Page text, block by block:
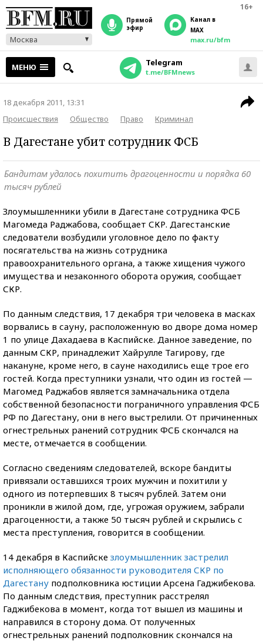
16+
Москва
прямой
эфир
Канал в
MAX
max.ru/bfm
МЕНЮ Telegram
t.me/BFMnews
18 декабря 2011, 13:31
Происшествия
Общество Право Криминал
В Дагестане убит сотрудник ФСБ
Бандитам удалось похитить драгоценности и порядка 60
тысяч рублей
Злоумышленники убили в Дагестане сотрудника ФСБ
Магомеда Раджабова, сообщает СКР. Дагестанские
следователи возбудили уголовное дело по факту
посягательства на жизнь сотрудника
правоохранительного органа, а также хищения чужого
имущества и незаконного оборота оружия, сообщает
СКР.
По данным следствия, 17 декабря три человека в масках
ворвались в сауну, расположенную во дворе дома номер
1 по улице Дахадаева в Каспийске. Данное заведение, по
данным СКР, принадлежит Хайрулле Тагирову, где
накануне, кроме него, в сауне находились еще трое его
гостей. Когда преступники узнали, что один из гостей —
Магомед Раджабов является замначальника отдела
собственной безопасности пограничного управления ФСБ
РФ по Дагестану, они в него выстрелили. От причиненных
огнестрельных ранений сотрудник ФСБ скончался на
месте, отмечается в сообщении.
Согласно сведениям следователей, вскоре бандиты
привязали оставшихся троих мужчин и похитили у
одного из потерпевших 8 тысяч рублей. Затем они
проникли в жилой дом, где, угрожая оружием, забрали
драгоценности, а также 50 тысяч рублей и скрылись с
места преступления, говорится в сообщении.
14 декабря в Каспийске злоумышленник застрелил
исполняющего обязанности руководителя СКР по
Дагестану подполковника юстиции Арсена Гаджибекова.
По данным следствия, преступник расстрелял
Гаджибекова в момент, когда тот вышел из машины и
направился в сторону дома. От полученных
огнестрельных ранений подполковник скончался на